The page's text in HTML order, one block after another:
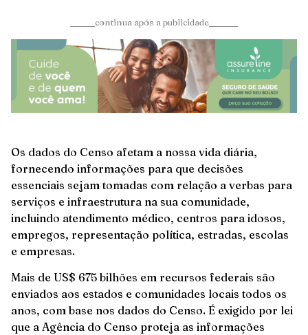
______continua após a publicidade_______
Os dados do Censo afetam a nossa vida diária,
fornecendo informações para que decisões
essenciais sejam tomadas com relação a verbas para
serviços e infraestrutura na sua comunidade,
incluindo atendimento médico, centros para idosos,
empregos, representação política, estradas, escolas
e empresas.
Mais de US$ 675 bilhões em recursos federais são
enviados aos estados e comunidades locais todos os
anos, com base nos dados do Censo. É exigido por lei
que a Agência do Censo proteja as informações